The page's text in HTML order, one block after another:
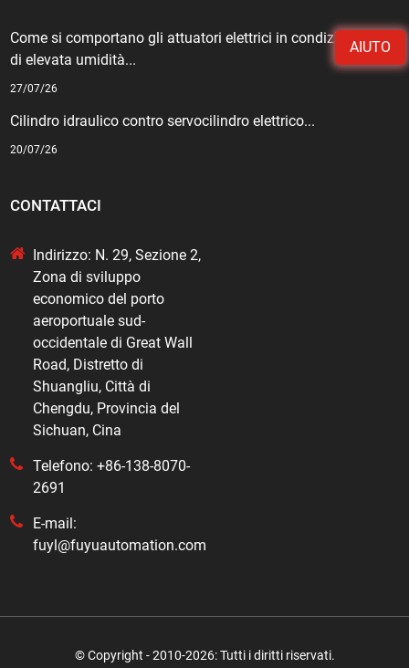
AIUTO
Come si comportano gli attuatori elettrici in condizioni
di elevata umidità...
27/07/26
Cilindro idraulico contro servocilindro elettrico...
20/07/26
CONTATTACI
Indirizzo: N. 29, Sezione 2,
Zona di sviluppo
economico del porto
aeroportuale sud-
occidentale di Great Wall
Road, Distretto di
Shuangliu, Città di
Chengdu, Provincia del
Sichuan, Cina
Telefono: +86-138-8070-
2691
E-mail:
fuyl@fuyuautomation.com
© Copyright - 2010-2026: Tutti i diritti riservati.